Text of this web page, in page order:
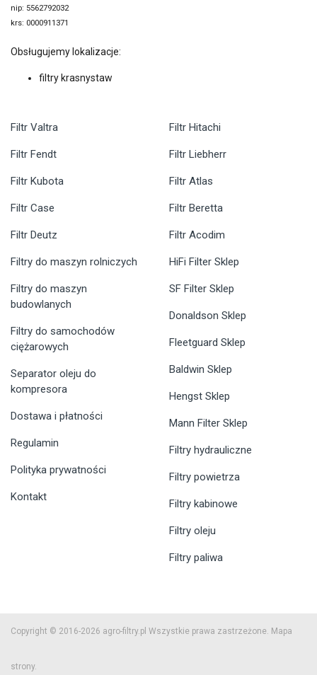
nip: 5562792032
krs: 0000911371
Obsługujemy lokalizacje:
filtry krasnystaw
Filtr Valtra
Filtr Fendt
Filtr Kubota
Filtr Case
Filtr Deutz
Filtr Hitachi
Filtr Liebherr
Filtr Atlas
Filtr Beretta
Filtr Acodim
Filtry do maszyn rolniczych
Filtry do maszyn
budowlanych
Filtry do samochodów
ciężarowych
Separator oleju do
kompresora
Dostawa i płatności
Regulamin
Polityka prywatności
Kontakt
HiFi Filter Sklep
SF Filter Sklep
Donaldson Sklep
Fleetguard Sklep
Baldwin Sklep
Hengst Sklep
Mann Filter Sklep
Filtry hydrauliczne
Filtry powietrza
Filtry kabinowe
Filtry oleju
Filtry paliwa
Copyright © 2016-2026 agro-filtry.pl Wszystkie prawa zastrzeżone. Mapa
strony.